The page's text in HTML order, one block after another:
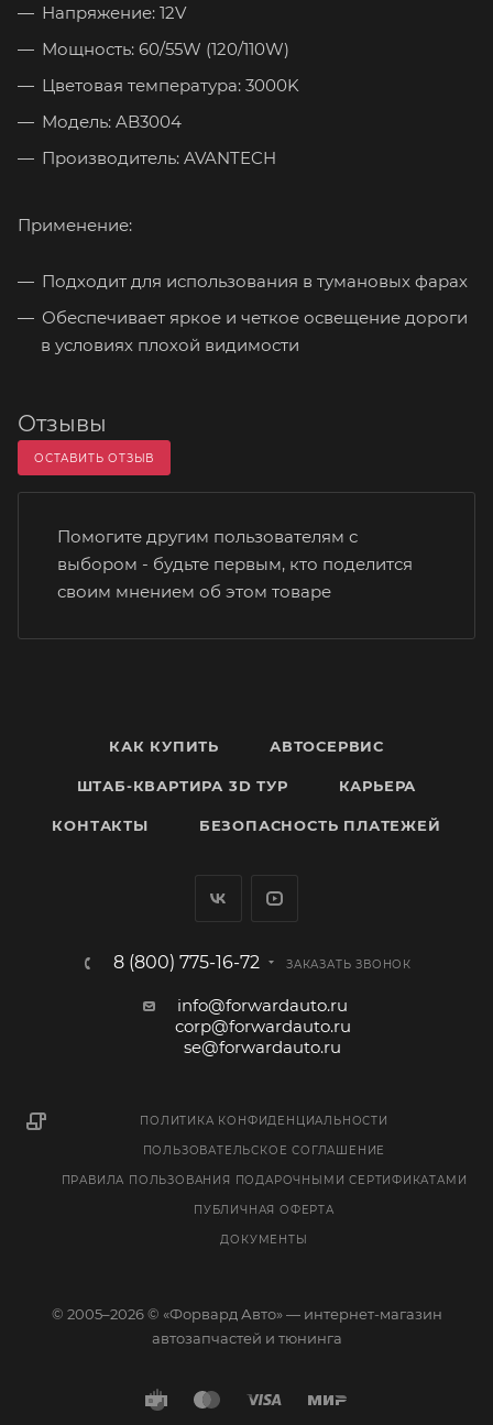
Напряжение: 12V
Мощность: 60/55W (120/110W)
Цветовая температура: 3000K
Модель: AB3004
Производитель: AVANTECH
Применение:
Подходит для использования в тумановых фарах
Обеспечивает яркое и четкое освещение дороги
в условиях плохой видимости
Отзывы
ОСТАВИТЬ ОТЗЫВ
Помогите другим пользователям с
выбором - будьте первым, кто поделится
своим мнением об этом товаре
КАК КУПИТЬ АВТОСЕРВИС
ШТАБ-КВАРТИРА 3D ТУР КАРЬЕРА
КОНТАКТЫ БЕЗОПАСНОСТЬ ПЛАТЕЖЕЙ
8 (800) 775-16-72 ЗАКАЗАТЬ ЗВОНОК
info@forwardauto.ru
corp@forwardauto.ru
se@forwardauto.ru
ПОЛИТИКА КОНФИДЕНЦИАЛЬНОСТИ
ПОЛЬЗОВАТЕЛЬСКОЕ СОГЛАШЕНИЕ
ПРАВИЛА ПОЛЬЗОВАНИЯ ПОДАРОЧНЫМИ СЕРТИФИКАТАМИ
ПУБЛИЧНАЯ ОФЕРТА
ДОКУМЕНТЫ
© 2005–2026 © «Форвард Авто» — интернет-магазин
автозапчастей и тюнинга